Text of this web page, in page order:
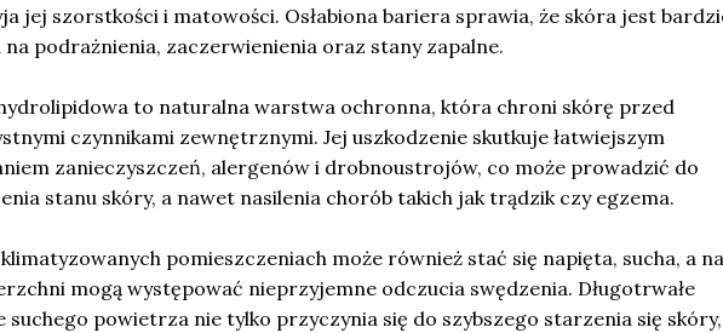
jej szorstkości i matowości. Osłabiona bariera sprawia, że skóra jest
podrażnienia, zaczerwienienia oraz stany zapalne.
to naturalna warstwa ochronna, która chroni skórę przed
czynnikami zewnętrznymi. Jej uszkodzenie skutkuje łatwiejszym
zanieczyszczeń, alergenów i drobnoustrojów, co może prowadzić do
stanu skóry, a nawet nasilenia chorób takich jak trądzik czy egzema.
pomieszczeniach może również stać się napięta, sucha, a na
mogą występować nieprzyjemne odczucia swędzenia. Długotrwałe
suchego powietrza nie tylko przyczynia się do szybszego starzenia się skóry,